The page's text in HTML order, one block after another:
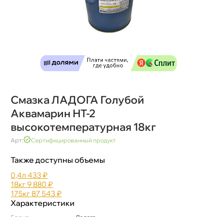
Смазка ЛАДОГА Голубой
Аквамарин HT-2
ысокотемпературная 18к
Арт: Сертифицированный продукт
Также доступны объемы
0,4л 433 ₽
18к9 880 ₽
175к87 543 ₽
Характеристики